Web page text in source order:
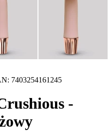
: 7403254161245
-